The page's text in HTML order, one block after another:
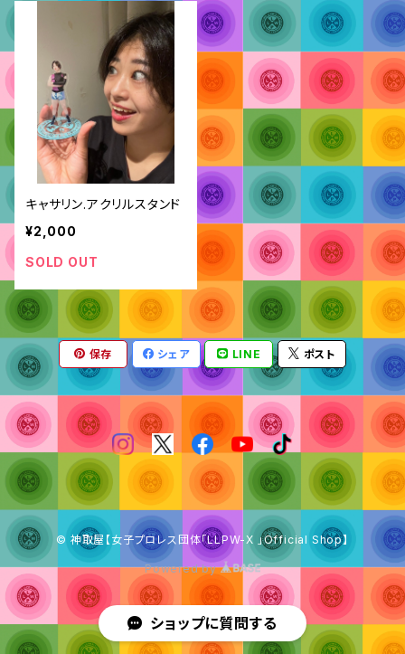
キャサリン.アクリルスタンド
¥2,000
SOLD OUT
保存 シェア LINE ポスト
© 神取屋【女子プロレス団体「LLPW-X 」Official Shop】
Powered by
ショップに質問する